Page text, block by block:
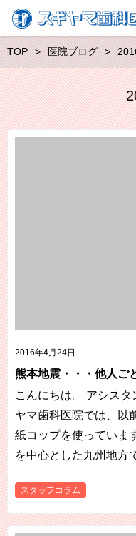
TOP 医院ブログ
2016年4月24日
熊本地震・・・他人ご
こんにちは。 アシス
ヤマ歯科医院では、以
紙コップを使っていま
を中心とした九州地方
スタッフコラム